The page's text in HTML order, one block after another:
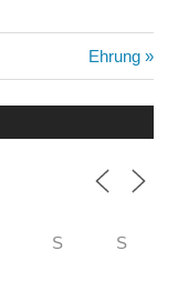
Nächster
Beitrag:
Ehrung
S S